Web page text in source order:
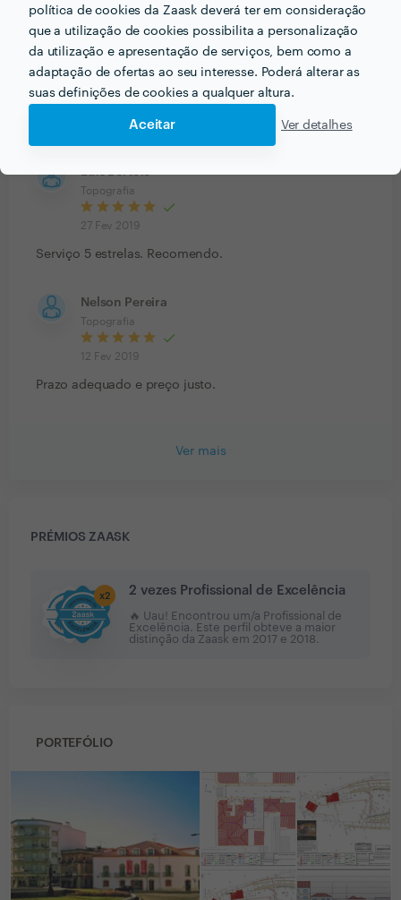
política de cookies da Zaask deverá ter em consideração
que a utilização de cookies possibilita a personalização
da utilização e apresentação de serviços, bem como a
adaptação de ofertas ao seu interesse. Poderá alterar as
suas definições de cookies a qualquer altura.
Aceitar Ver detalhes
Daniela Castro
Topografia
2 Mai 2019
Profissional e diligente.
Luís Bértolo
Topografia
27 Fev 2019
Serviço 5 estrelas. Recomendo.
Nelson Pereira
Topografia
12 Fev 2019
Prazo adequado e preço justo.
Ver mais
PRÉMIOS ZAASK
x2 2 vezes Profissional de Excelência
🔥 Uau! Encontrou um/a Profissional de
Excelência. Este perfil obteve a maior
distinção da Zaask em 2017 e 2018
PORTEFÓLIO